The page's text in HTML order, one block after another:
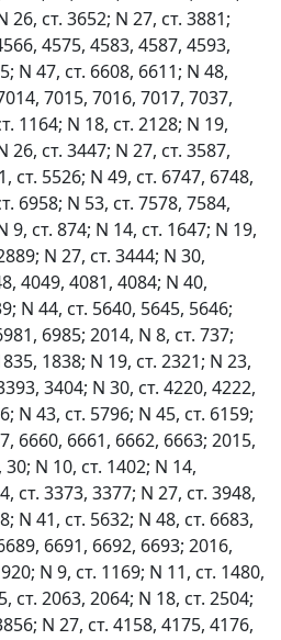
26, ст. 3652; N 27, ст. 3881;
4575, 4583, 4587, 4593,
N 47, ст. 6608, 6611; N 48,
7015, 7016, 7017, 7037,
1164; N 18, ст. 2128; N 19,
26, ст. 3447; N 27, ст. 3587,
ст. 5526; N 49, ст. 6747, 6748,
6958; N 53, ст. 7578, 7584,
ст. 874; N 14, ст. 1647; N 19,
N 27, ст. 3444; N 30,
4049, 4081, 4084; N 40,
N 44, ст. 5640, 5645, 5646;
6985; 2014, N 8, ст. 737;
1838; N 19, ст. 2321; N 23,
3404; N 30, ст. 4220, 4222,
N 43, ст. 5796; N 45, ст. 6159;
6660, 6661, 6662, 6663; 2015,
N 10, ст. 1402; N 14,
ст. 3373, 3377; N 27, ст. 3948,
N 41, ст. 5632; N 48, ст. 6683,
6691, 6692, 6693; 2016,
N 9, ст. 1169; N 11, ст. 1480,
ст. 2063, 2064; N 18, ст. 2504;
N 27, ст. 4158, 4175, 4176,